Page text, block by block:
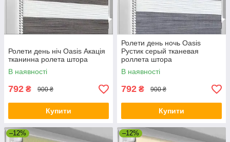
Ролети день ніч Oasis Акація
тканинна ролета штора
В наявності
792 ₴ 900 ₴
Купити
Ролети день ночь Oasis
Рустик серый тканевая
роллета штора
В наявності
792 ₴ 900 ₴
Купити
–12% –12%